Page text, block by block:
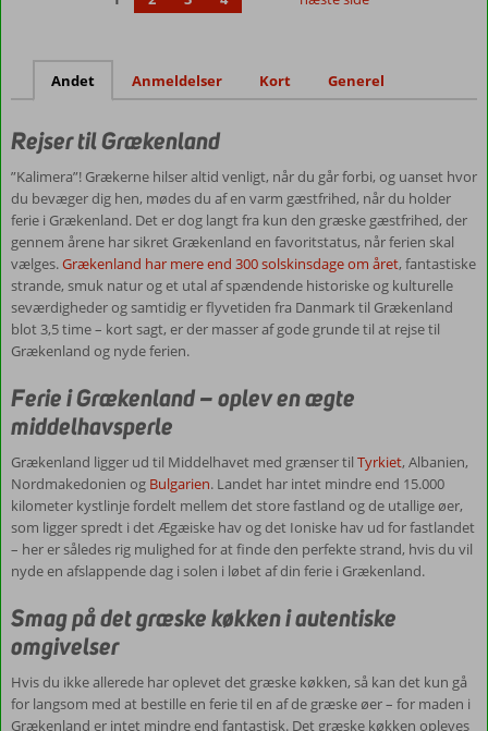
Vil
være
i
løbet
af
din
ferie
i
Grækenland,
så
er
græske
øer
skatkammer
af
fantastiske
naturoplevelser.
Her
smukke
barske
kystlandskaber
og
endeløse
olivenlunde.
Andet Anmeldelser Kort Generel
Rejser til Grækenland
”Kalimera”! Grækerne hilser altid venligt, når du går forbi, og uanset hvor
du bevæger dig hen, mødes du af en varm gæstfrihed, når du holder
ferie i Grækenland. Det er dog langt fra kun den græske gæstfrihed, der
gennem årene har sikret Grækenland en favoritstatus, når ferien skal
vælges.Grækenland har mere end 300 solskinsdage om året, fantastiske
strande, smuk natur og et utal af spændende historiske og kulturelle
seværdigheder og samtidig er flyvetiden fra Danmark til Grækenland
blot 3,5 time – kort sagt, er der masser af gode grunde til at rejse til
Grækenland og nyde ferien.
Ferie i Grækenland – oplev en ægte
middelhavsperle
Grækenland ligger ud til Middelhavet med grænser til Tyrkiet, Albanien,
Nordmakedonien og Bulgarien. Landet har intet mindre end 15.000
kilometer kystlinje fordelt mellem det store fastland og de utallige øer,
som ligger spredt i det Ægæiske hav og det Ioniske hav ud for fastlandet
– her er således rig mulighed for at finde den perfekte strand, hvis du vil
nyde en afslappende dag i solen i løbet af din ferie i Grækenland.
Smag på det græske køkken i autentiske
omgivelser
Hvis du ikke allerede har oplevet det græske køkken, så kan det kun gå
for langsom med at bestille en ferie til en af de græske øer – for maden i
Grækenland er intet mindre end fantastisk. Det græske køkken opleves